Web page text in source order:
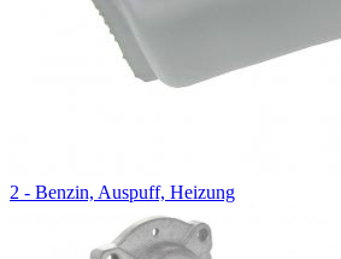
2 - Benzin, Auspuff, Heizung